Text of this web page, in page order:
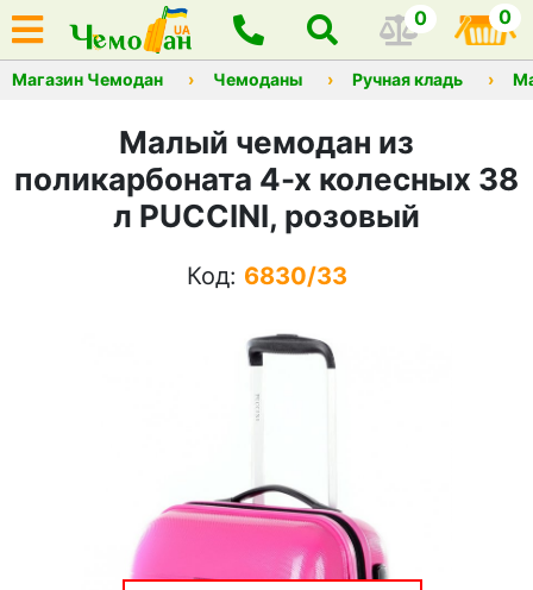
0 0
Магазин Чемодан Чемоданы Ручная кладь
Малый чемодан из
поликарбоната 4-х колесных 38
л PUCCINI, розовый
Код: 6830/33